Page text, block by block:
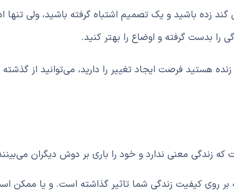
باشید و يک تصمیم اشتباه گرفته باشید، ولی تنها
را بدست گرفته و اوضاع را بهتر کنید.
هستید فرصت ایجاد تغییر را دارید، می‌توانید از
که زندگی معنی ندارد و خود را باری بر دوش دیگران
کیفیت زندگی شما تاثیر گذاشته است. و یا ممکن